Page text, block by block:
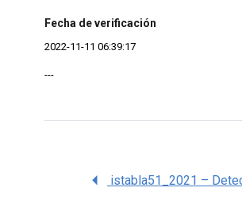
Fecha de verificación
2022-11-11 06:39:17
---